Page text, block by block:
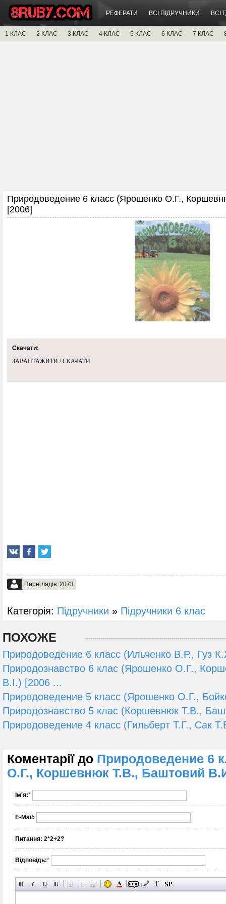
РЕФЕРАТИ ВСІ ПІДРУЧНИКИ ВСІ
1 КЛАС 2 КЛАС 3 КЛАС 4 КЛАС 5 КЛАС 6 КЛАС 7 КЛАС
Природоведение 6 класс (Ярошенко О.Г.,
[2006]
Скачати:
ЗАВАНТАЖИТИ / СКАЧАТИ
Переглядів: 2073
Категорія: Підручники » Підручники 6 клас
ПОХОЖЕ
Природоведение 6 класс (Ильченко В.Р., Гуз
Природознавство 6 клас (Ярошенко О.Г.,
В.І.) [2006 ...
Природоведение 5 класс (Ярошенко О.Г.,
Природознавство 5 клас (Коршевнюк Т.В.,
Природоведение 4 класс (Гильберт Т.Г., Сак
Коментарії до Природоведение 6
О.Г., Коршевнюк Т.В., Баштовий
Ім'я:*
E-Mail:
Питання: 2*2+2?
Відповідь:*